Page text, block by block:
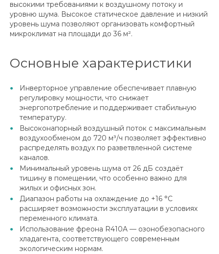
высокими требованиями к воздушному потоку и
уровню шума. Высокое статическое давление и низкий
уровень шума позволяют организовать комфортный
микроклимат на площади до 36 м².
Основные характеристики
Инверторное управление обеспечивает плавную
регулировку мощности, что снижает
энергопотребление и поддерживает стабильную
температуру.
Высоконапорный воздушный поток с максимальным
воздухообменом до 720 м³/ч позволяет эффективно
распределять воздух по разветвленной системе
каналов.
Минимальный уровень шума от 26 дБ создаёт
тишину в помещении, что особенно важно для
жилых и офисных зон.
Диапазон работы на охлаждение до +16 °C
расширяет возможности эксплуатации в условиях
переменного климата.
Использование фреона R410A — озонобезопасного
хладагента, соответствующего современным
экологическим нормам.